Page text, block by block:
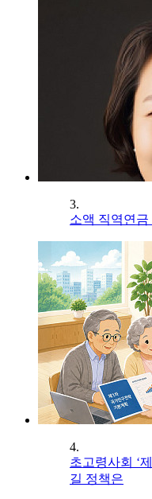
3.
소액 직역연
4.
초고령사회 ‘
길 정책은